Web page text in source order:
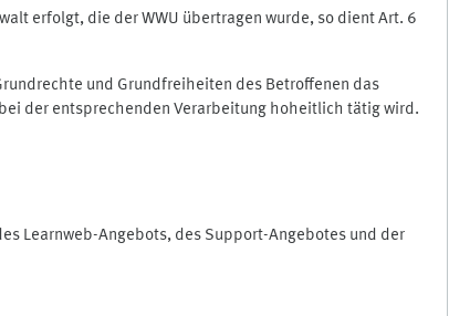
erfolgt, die der WWU übertragen wurde, so dient Art. 6
und Grundfreiheiten des Betroffenen das
der entsprechenden Verarbeitung hoheitlich tätig wird.
Learnweb-Angebots, des Support-Angebotes und der